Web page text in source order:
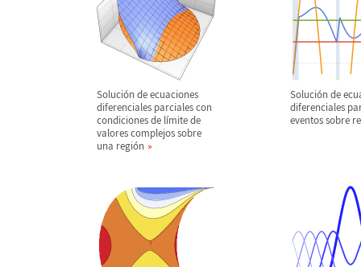
Solución de ecuaciones
diferenciales parciales con
condiciones de límite de
valores complejos sobre
una región
Solución de
diferenciales
eventos sobre